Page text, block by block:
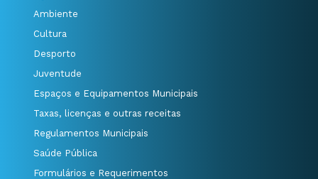
Ambiente
Cultura
Desporto
Juventude
Espaços e Equipamentos Municipais
Taxas, licenças e outras receitas
Regulamentos Municipais
Saúde Pública
Formulários e Requerimentos